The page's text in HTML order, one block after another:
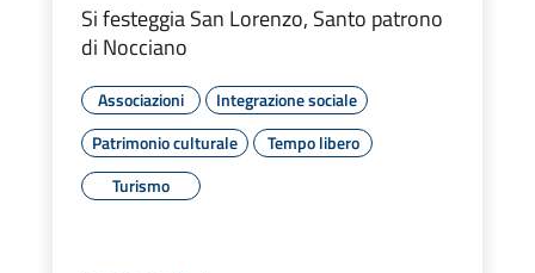
Si festeggia San Lorenzo, Santo patrono
di Nocciano
Associazioni
Integrazione sociale
Patrimonio culturale
Tempo libero
Turismo